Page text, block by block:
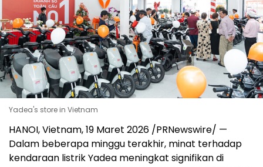
Yadea's store in Vietnam
HANOI, Vietnam, 19 Maret 2026 /PRNewswire/ —
Dalam beberapa minggu terakhir, minat terhadap
kendaraan listrik Yadea meningkat signifikan di